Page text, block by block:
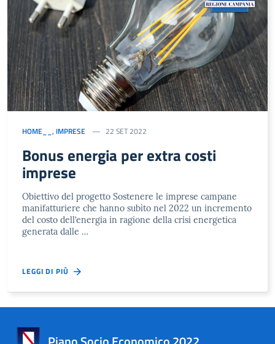
HOME__ , IMPRESE 22 SET 2022
Bonus energia per extra costi
imprese
Obiettivo del progetto Sostenere le imprese campane
manifatturiere che hanno subìto nel 2022 un incremento
del costo dell’energia in ragione della crisi energetica
generata dalle …
LEGGI DI PIÙ